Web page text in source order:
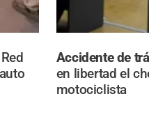
Accidente de
en libertad el
motociclista